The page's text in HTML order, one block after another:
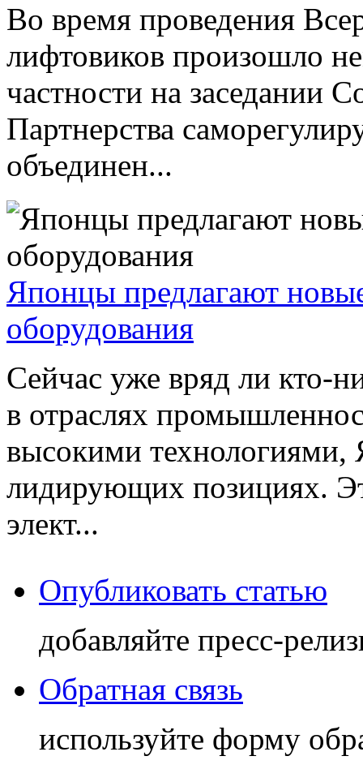
Во время проведения
лифтовиков произошло
частности на заседании
Партнерства
объединен...
Японцы предлагают
оборудования
Сейчас уже вряд ли кто-
в отраслях
высокими технологиями,
лидирующих позициях.
элект...
Опубликовать статью
добавляйте пресс-
Обратная связь
используйте форму